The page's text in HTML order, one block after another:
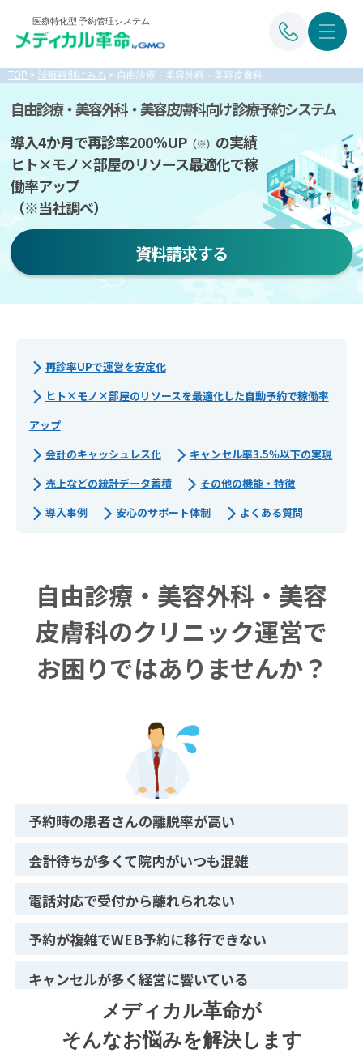
医療特化型 予約管理システム
TOP > 診療科別にみる > 自由診療・美容外科・美容皮膚科
自由診療・美容外科・美容皮膚科向け 診療予約システム
導入4か月で再診率200％UP（※） の実績
ヒト×モノ×部屋のリソース最適化で稼
働率アップ
（※当社調べ）
資料請求する
再診率UPで運営を安定化
ヒト×モノ×部屋のリソースを最適化した自動予約で稼働率
アップ
会計のキャッシュレス化
キャンセル率3.5％以下の実現
売上などの統計データ蓄積
その他の機能・特徴
導入事例
安心のサポート体制 よくある質問
自由診療・美容外科・美容
皮膚科のクリニック運営で
お困りではありませんか？
予約時の患者さんの離脱率が高い
会計待ちが多くて院内がいつも混雑
電話対応で受付から離れられない
予約が複雑でWEB予約に移行できない
キャンセルが多く経営に響いている
メディカル革命が
そんなお悩みを解決します